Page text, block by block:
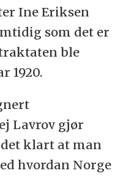
Ine Eriksen
som det er
ble
1920.
Lavrov gjør
klart at man
hvordan Norge